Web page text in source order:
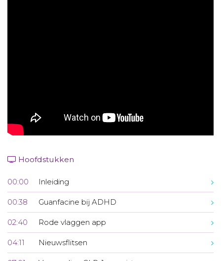
Hoofdstukken
00:00 Inleiding
00:38 Guanfacine bij ADHD
02:40 Rode vlaggen app
04:11 Nieuwsflitsen